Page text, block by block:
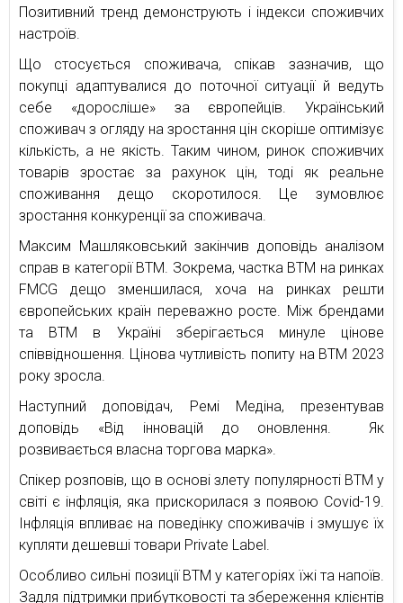
Позитивний тренд демонструють і індекси споживчих
настроїв.
Що стосується споживача, спікав зазначив, що
покупці адаптувалися до поточної ситуації й ведуть
себе «доросліше» за європейців. Український
споживач з огляду на зростання цін скоріше оптимізує
кількість, а не якість. Таким чином, ринок споживчих
товарів зростає за рахунок цін, тоді як реальне
споживання дещо скоротилося. Це зумовлює
зростання конкуренції за споживача.
Максим Машляковський закінчив доповідь аналізом
справ в категорії ВТМ. Зокрема, частка ВТМ на ринках
FMCG дещо зменшилася, хоча на ринках решти
європейських країн переважно росте. Між брендами
та ВТМ в Україні зберігається минуле цінове
співвідношення. Цінова чутливість попиту на ВТМ 2023
року зросла.
Наступний доповідач, Ремі Медіна, презентував
доповідь «Від інновацій до оновлення. Як
розвивається власна торгова марка».
Спікер розповів, що в основі злету популярності ВТМ у
світі є інфляція, яка прискорилася з появою Covid-19.
Інфляція впливає на поведінку споживачів і змушує їх
купляти дешевші товари Private Label.
Особливо сильні позиції ВТМ у категоріях їжі та напоїв.
Задля підтримки прибутковості та збереження клієнтів